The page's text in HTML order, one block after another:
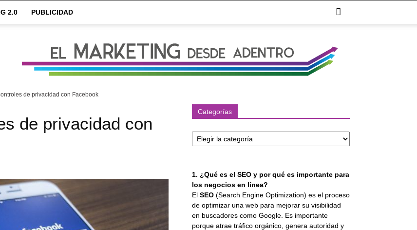
2.0 PUBLICIDAD
de privacidad con Facebook
de privacidad con
Categorías
1. ¿Qué es el SEO y por qué es importante para
los negocios en línea?
El SEO (Search Engine Optimization) es el proceso
de optimizar una web para mejorar su visibilidad
en buscadores como Google. Es importante
porque atrae tráfico orgánico, genera autoridad y